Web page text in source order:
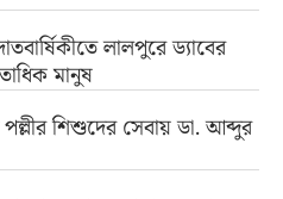
লালপুরে ড্যাবের
মানুষ
শিশুদের সেবায় ডা. আব্দুর